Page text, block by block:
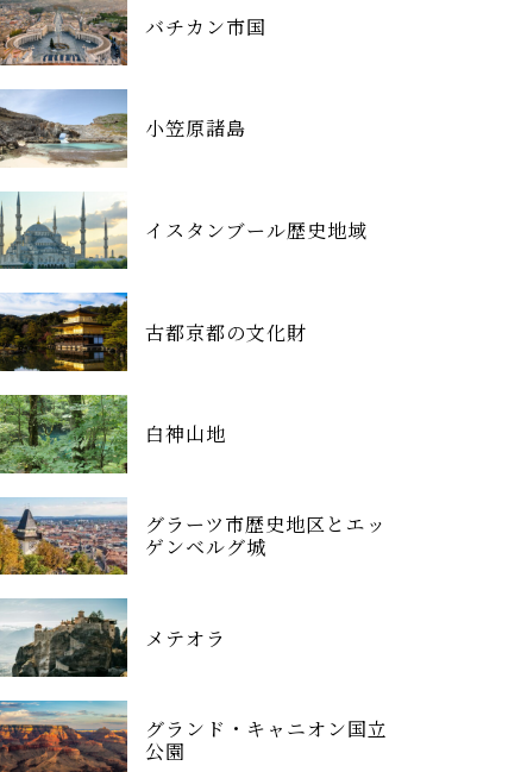
バチカン市国
小笠原諸島
イスタンブール歴史地域
古都京都の文化財
白神山地
グラーツ市歴史地区とエッ
ゲンベルグ城
メテオラ
グランド・キャニオン国立
公園